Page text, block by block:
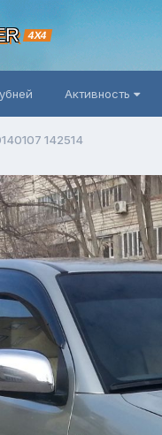
4X4
Активность
142514